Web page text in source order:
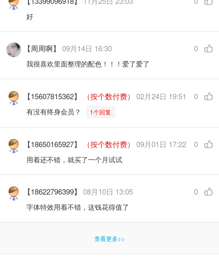
好
【周周啊】09月14日 16:30 0
我很喜欢里面整理的配色！！！爱了爱了
【15607815362】 （按个数付费） 02月24日 19:51 0
有没有终身会员？ 1个回复
【18650165927】 （按个数付费） 09月01日 17:22 0
用着还不错，就买了一个月试试
【18622796399】08月10日 13:05 0
字体特效用着不错，这钱花得值了
查看更多>>